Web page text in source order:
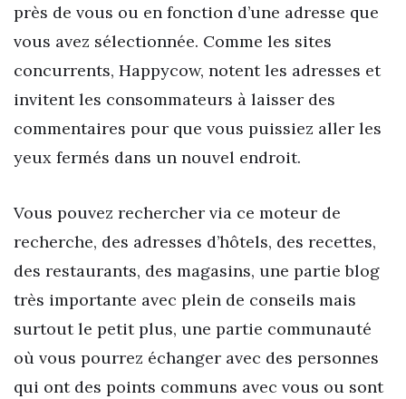
près de vous ou en fonction d’une adresse que
vous avez sélectionnée. Comme les sites
concurrents, Happycow, notent les adresses et
invitent les consommateurs à laisser des
commentaires pour que vous puissiez aller les
yeux fermés dans un nouvel endroit.
Vous pouvez rechercher via ce moteur de
recherche, des adresses d’hôtels, des recettes,
des restaurants, des magasins, une partie blog
très importante avec plein de conseils mais
surtout le petit plus, une partie communauté
où vous pourrez échanger avec des personnes
qui ont des points communs avec vous ou sont